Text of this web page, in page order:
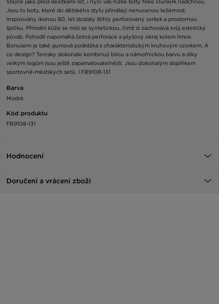
Jsou to boty, které do dětského stylu přinášejí nenucenou ležérnost.
Inspirovány ikonou 80. let dostaly štíhlý perforovaný svršek a prostornou
špičku. Přírodní kůže se mísí se syntetickou, čímž si zachovává svůj estetický
půvab. Pohodlí napomáhá četná perforace a plyšový okraj kolem límce.
Bonusem je také gumová podrážka s charakteristickým kruhovým vzorkem. A
co design? Tenisky dokonale kombinují bílou a námořnickou barvu a díky
velkým logům jsou ještě zapamatovatelnější. Jsou dokonalým doplňkem
sportovně-městských setů. I FB9108-131
Barva
Modrá
Kód produktu
FB9108-131
Hodnocení
Doručení a vrácení zboží